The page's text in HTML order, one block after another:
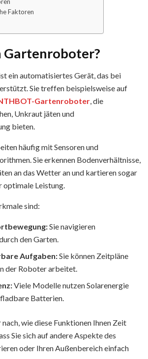
Faktoren
Gartenroboter?
ein automatisiertes Gerät, das bei
Sie treffen beispielsweise auf
Gartenroboter, die
Unkraut jäten und
bieten.
häufig mit Sensoren und
Sie erkennen Bodenverhältnisse,
an das Wetter an und kartieren sogar
optimale Leistung.
sind:
Sie navigieren
den Garten.
Aufgaben:Sie können Zeitpläne
der Roboter arbeitet.
Viele Modelle nutzen Solarenergie
Batterien.
wie diese Funktionen Ihnen Zeit
Sie sich auf andere Aspekte des
oder Ihren Außenbereich einfach